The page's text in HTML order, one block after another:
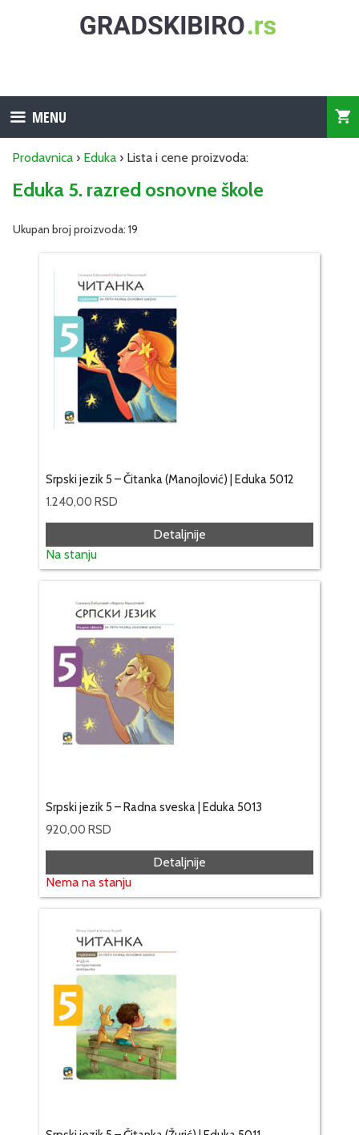
MENU
Prodavnica › Eduka › Lista i cene proizvoda:
Eduka 5. razred osnovne škole
Ukupan broj proizvoda: 19
Srpski jezik 5 – Čitanka (Manojlović) | Eduka 5012
1.240,00 RSD
Detaljnije
Na stanju
Srpski jezik 5 – Radna sveska | Eduka 5013
920,00 RSD
Detaljnije
Nema na stanju